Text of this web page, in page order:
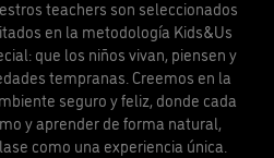
teachers son seleccionados
en la metodología Kids&Us
que los niños vivan, piensen y
tempranas. Creemos en la
seguro y feliz, donde cada
y aprender de forma natural,
como una experiencia única.